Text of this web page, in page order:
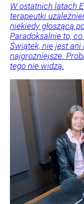
W ostatnich latach
terapeutki
niekiedy głoszącą
Paradoksalnie to,
Świątek, nie jest
najgroźniejsze.
tego nie widzą.